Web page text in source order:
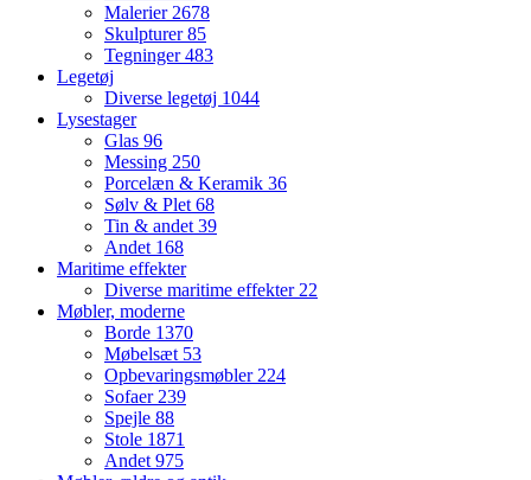
Malerier2678
Skulpturer85
Tegninger483
Legetøj
Diverse legetøj 1044
Lysestager
Glas 96
Messing 250
Porcelæn & Keramik 36
Sølv & Plet68
Tin & andet39
Andet 168
Maritime effekter
Diverse maritime effekter22
Møbler, moderne
Borde 1370
Møbelsæt 53
Opbevaringsmøbler224
Sofaer239
Spejle 88
Stole 1871
Andet975